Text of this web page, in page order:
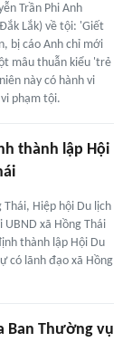
Trần Phi Anh
Lắk) về tội: 'Giết
bị cáo Anh chỉ mới
mâu thuẫn kiểu 'trẻ
này có hành vi
phạm tội.
thành lập Hội
Thái, Hiệp hội Du lịch
xã Hồng Thái
thành lập Hội Du
có lãnh đạo xã Hồng
Ban Thường vụ